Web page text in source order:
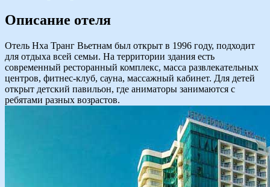
Описание отеля
Отель Нха Транг Вьетнам был открыт в 1996 году, подходит
для отдыха всей семьи. На территории здания есть
современный ресторанный комплекс, масса развлекательных
центров, фитнес-клуб, сауна, массажный кабинет. Для детей
открыт детский павильон, где аниматоры занимаются с
ребятами разных возрастов.